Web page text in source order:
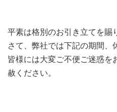
平素は格別のお引き立てを賜
さて、弊社では下記の期間、
皆様には大変ご不便ご迷惑を
赦ください。